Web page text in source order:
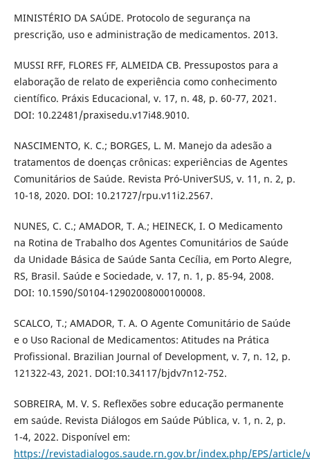
MINISTÉRIO DA SAÚDE. Protocolo de segurança na
prescrição, uso e administração de medicamentos. 2013.
MUSSI RFF, FLORES FF, ALMEIDA CB. Pressupostos para a
elaboração de relato de experiência como conhecimento
científico. Práxis Educacional, v. 17, n. 48, p. 60-77, 2021.
DOI: 10.22481/praxisedu.v17i48.9010.
NASCIMENTO, K. C.; BORGES, L. M. Manejo da adesão a
tratamentos de doenças crônicas: experiências de Agentes
Comunitários de Saúde. Revista Pró-UniverSUS, v. 11, n. 2, p.
10-18, 2020. DOI: 10.21727/rpu.v11i2.2567.
NUNES, C. C.; AMADOR, T. A.; HEINECK, I. O Medicamento
na Rotina de Trabalho dos Agentes Comunitários de Saúde
da Unidade Básica de Saúde Santa Cecília, em Porto Alegre,
RS, Brasil. Saúde e Sociedade, v. 17, n. 1, p. 85-94, 2008.
DOI: 10.1590/S0104-12902008000100008.
SCALCO, T.; AMADOR, T. A. O Agente Comunitário de Saúde
e o Uso Racional de Medicamentos: Atitudes na Prática
Profissional. Brazilian Journal of Development, v. 7, n. 12, p.
121322-43, 2021. DOI:10.34117/bjdv7n12-752.
SOBREIRA, M. V. S. Reflexões sobre educação permanente
em saúde. Revista Diálogos em Saúde Pública, v. 1, n. 2, p.
1-4, 2022. Disponível em:
https://revistadialogos.saude.rn.gov.br/index.php/EPS/article/